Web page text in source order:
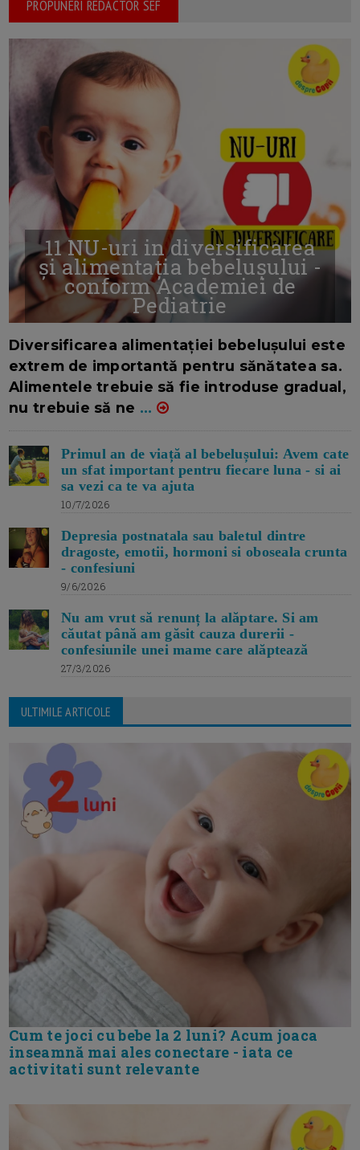
PROPUNERI REDACTOR SEF
11 NU-uri in diversificarea
și alimentația bebelușului -
conform Academiei de
Pediatrie
Diversificarea alimentației bebelușului este
extrem de importantă pentru sănătatea sa.
Alimentele trebuie să fie introduse gradual,
nu trebuie să ne ...
Primul an de viață al bebelușului: Avem cate
un sfat important pentru fiecare luna - si ai
sa vezi ca te va ajuta
10/7/2026
Depresia postnatala sau baletul dintre
dragoste, emotii, hormoni si oboseala crunta
- confesiuni
9/6/2026
Nu am vrut să renunț la alăptare. Si am
căutat până am găsit cauza durerii -
confesiunile unei mame care alăptează
27/3/2026
ULTIMILE ARTICOLE
Cum te joci cu bebe la 2 luni? Acum joaca
inseamnă mai ales conectare - iata ce
activitati sunt relevante